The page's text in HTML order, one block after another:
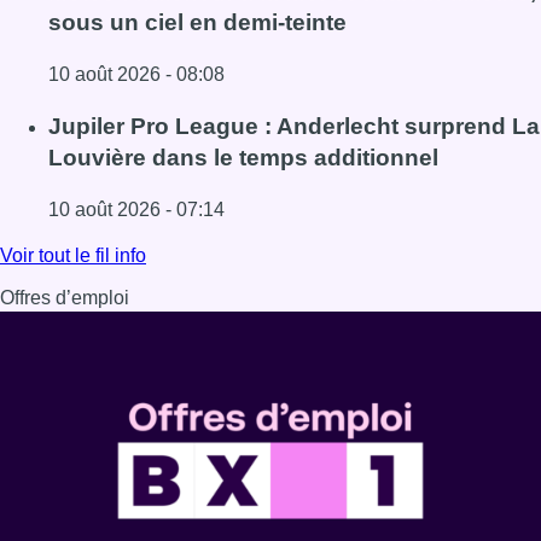
sous un ciel en demi-teinte
10 août 2026 - 08:08
Lire l'article Météo : fraîcheur à la mer et chaleur ailleurs,
Jupiler Pro League : Anderlecht surprend La
Louvière dans le temps additionnel
10 août 2026 - 07:14
Lire l'article Jupiler Pro League : Anderlecht surprend La
Voir tout le fil info
Offres d’emploi